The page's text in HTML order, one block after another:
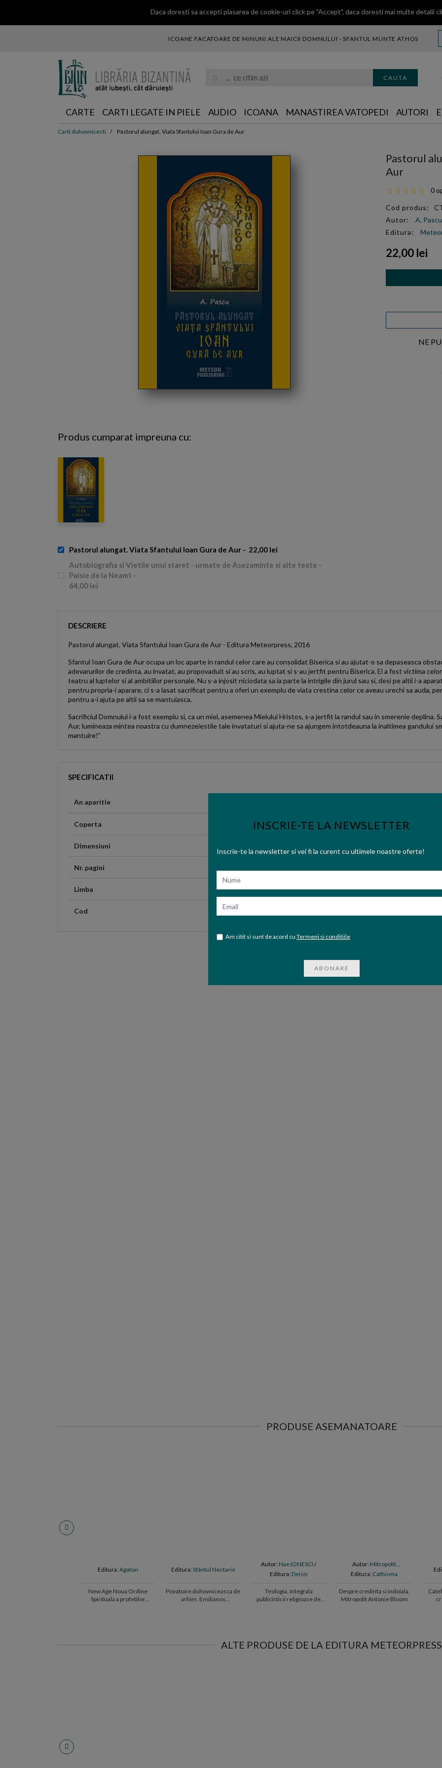
Daca doresti sa accepti plasarea de cookie-uri click pe "Accept", daca doresti mai multe detalii
INSCRIE-TE LA NEWSLETTER
Inscrie-te la newsletter si vei fi la curent cu ultimele noastre oferte!
Am citit si sunt de acord cu Termeni si conditiile
ABONARE
ICOANE FACATOARE DE MINUNI ALE MAICII DOMNULUI - SFANTUL MUNTE ATHOS
CAUTA
CARTE CARTI LEGATE IN PIELE AUDIO ICOANA MANASTIREA VATOPEDI AUTORI
Carti duhovnicesti Pastorul alungat. Viata Sfantului Ioan Gura de Aur
Pastorul
Aur
0
Cod produs:
Autor:
A. Pascu
Editura:
22,00 lei
NE
Produs cumparat impreuna cu:
Pastorul alungat. Viata Sfantului Ioan Gura de Aur - 22,00 lei
Autobiografia si Vietile unui staret - urmate de Asezaminte si alte texte -
Paisie de la Neamt -
64,00 lei
DESCRIERE
Pastorul alungat. Viata Sfantului Ioan Gura de Aur - Editura Meteorpress, 2016
Sfantul Ioan Gura de Aur ocupa un loc aparte in randul celor care au consolidat Biserica si au ajutat-o sa depaseasca
adevarurilor de credinta, au invatat, au propovaduit si au scris, au luptat si s-au jertfit pentru Biserica. El a fost victima
teatru al luptelor si al ambitiilor personale. Nu s-a injosit niciodata sa ia parte la intrigile din jurul sau si, desi pe altii i-a
pentru propria-i aparare, ci s-a lasat sacrificat pentru a oferi un exemplu de viata crestina celor ce aveau urechi sa auda,
pentru a-i ajuta pe altii sa se mantuiasca.
Sacrificiul Domnului i-a fost exemplu si, ca un miel, asemenea Mielului Hristos, s-a jertfit la randul sau in smerenie deplina.
Aur, lumineaza mintea noastra cu dumnezeiestile tale invataturi si ajuta-ne sa ajungem intotdeauna la inaltimea gandului
mantuire!”
SPECIFICATII
An aparitie
Coperta
Dimensiuni
Nr. pagini
Limba
Cod
PRODUSE ASEMANATOARE
Editura: Agaton
New Age Noua Ordine
Spirituala a profetilor
Editura: Sfântul Nectarie
Povatuire duhovniceasca de
arhim. Emilianos
Autor: Nae IONESCU
Editura: Deisis
Teologia. Integrala
publicisticii religioase de
Autor: Mitropolit
Antonie Bloom
Editura: Cathisma
Despre credinta si indoiala,
Mitropolit Antonie Bloom
ALTE PRODUSE DE LA EDITURA METEORPRESS